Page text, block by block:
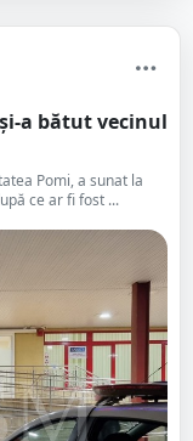
a bătut vecinul
Pomi, a sunat la
ce ar fi fost ...